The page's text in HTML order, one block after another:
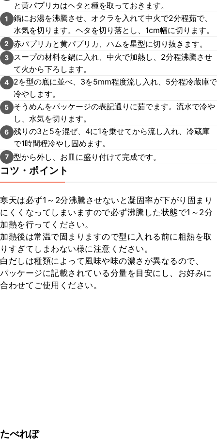
と黄パプリカはヘタと種を取っておきます。
1
鍋にお湯を沸騰させ、オクラを入れて中火で2分程茹で、
水気を切ります。ヘタを切り落とし、1cm幅に切ります。
2 赤パプリカと黄パプリカ、ハムを星型に切り抜きます。
3
スープの材料を鍋に入れ、中火で加熱し、2分程沸騰させ
て火から下ろします。
4
2を型の底に並べ、3を5mm程度流し入れ、5分程冷蔵庫で
冷やします。
5
そうめんをパッケージの表記通りに茹でます。流水で冷や
し、水気を切ります。
6 残りの3と5を混ぜ、4に1を乗せてから流し入れ、冷蔵庫
で1時間程冷やし固めます。
7 型から外し、お皿に盛り付けて完成です。
コツ・ポイント
寒天は必ず1～2分沸騰させないと凝固率が下がり固まり
にくくなってしまいますので必ず沸騰した状態で1～2分
加熱を行ってください。
加熱後は常温で固まりますので型に入れる前に粗熱を取
りすぎてしまわない様に注意ください。
白だしは種類によって風味や味の濃さが異なるので、
パッケージに記載されている分量を目安にし、お好みに
合わせてご使用ください。
たべれぽ